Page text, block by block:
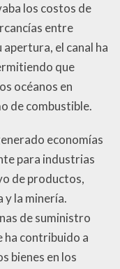
los costos de
entre
el canal ha
que
océanos en
de combustible.
economías
para industrias
de productos,
y la minería.
de suministro
ha contribuido a
bienes en los